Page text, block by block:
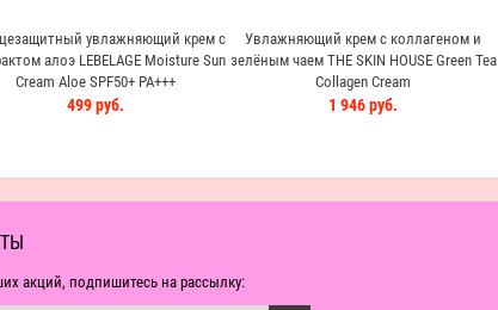
увлажняющий крем с
алоэ LEBELAGE Moisture Sun
Cream Aloe SPF50+ PA+++
499 руб.
Увлажняющий крем с коллагеном и
зелёным чаем THE SKIN HOUSE Green Tea
Collagen Cream
1 946 руб.
акций, подпишитесь на рассылку: